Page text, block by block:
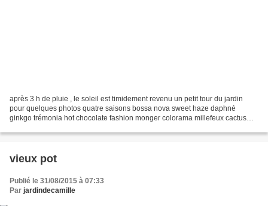
après 3 h de pluie , le soleil est timidement revenu un petit tour du jardin
pour quelques photos quatre saisons bossa nova sweet haze daphné
ginkgo trémonia hot chocolate fashion monger colorama millefeux cactus
vieux pot
Publié le 31/08/2015 à 07:33
Par jardindecamille